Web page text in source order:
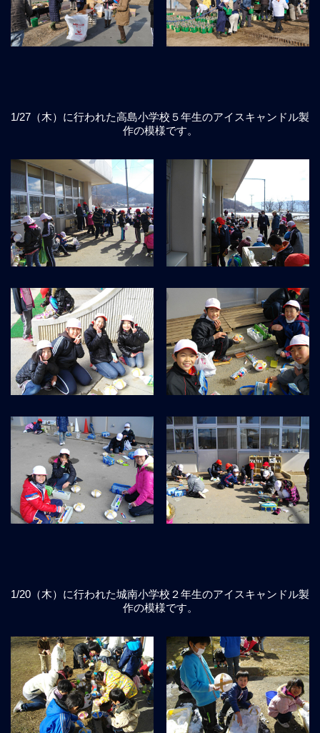
1/27（木）に行われた高島小学校５年生のアイスキャンドル製
作の模様です。
1/20（木）に行われた城南小学校２年生のアイスキャンドル製
作の模様です。